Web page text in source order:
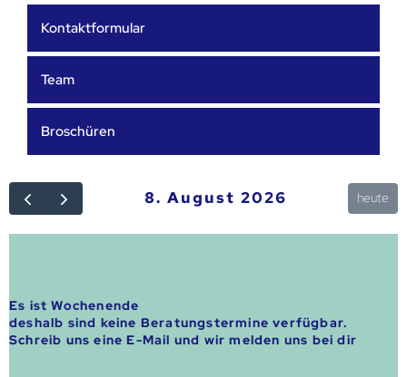
Kontaktformular
Team
Broschüren
8. August 2026 heute
Es ist Wochenende
deshalb sind keine Beratungstermine verfügbar.
Schreib uns eine E-Mail und wir melden uns bei dir